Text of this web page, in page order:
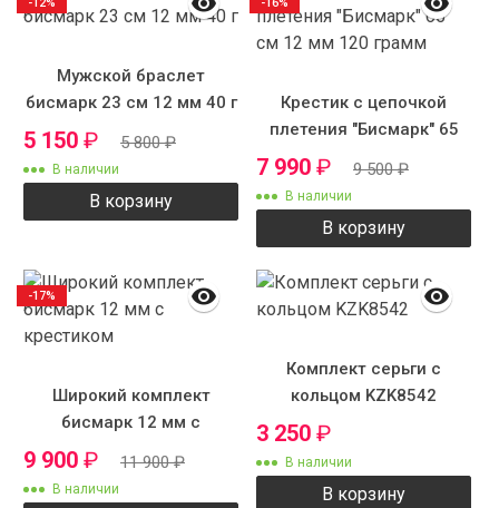
Мужской браслет
бисмарк 23 см 12 мм 40 г
5 150 ₽ 5 800₽
В наличии
В корзину
Крестик с цепочкой
плетения "Бисмарк" 65
см 12 мм 120 грамм
7 990 ₽ 9 500₽
В наличии
В корзину
Широкий комплект
бисмарк 12 мм с
крестиком
9 900 ₽ 11 900₽
В наличии
-17%
Комплект серьги с
кольцом KZK8542
3 250 ₽
В наличии
В корзину